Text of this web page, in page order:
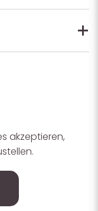
akzeptieren,